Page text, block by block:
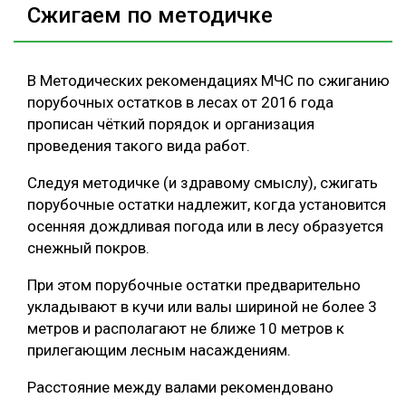
Сжигаем по методичке
В Методических рекомендациях МЧС по сжиганию
порубочных остатков в лесах от 2016 года
прописан чёткий порядок и организация
проведения такого вида работ.
Следуя методичке (и здравому смыслу), сжигать
порубочные остатки надлежит, когда установится
осенняя дождливая погода или в лесу образуется
снежный покров.
При этом порубочные остатки предварительно
укладывают в кучи или валы шириной не более 3
метров и располагают не ближе 10 метров к
прилегающим лесным насаждениям.
Расстояние между валами рекомендовано